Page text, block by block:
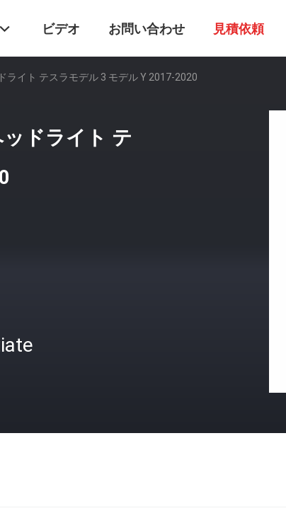
ビデオ お問い合わせ 見積依頼
ライト テスラモデル 3 モデル Y 2017-2020
ドライト テ